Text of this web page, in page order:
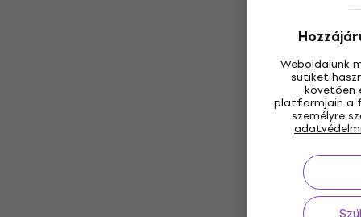
Weboldalunk
sütiket
követően
platformjain a
személyre